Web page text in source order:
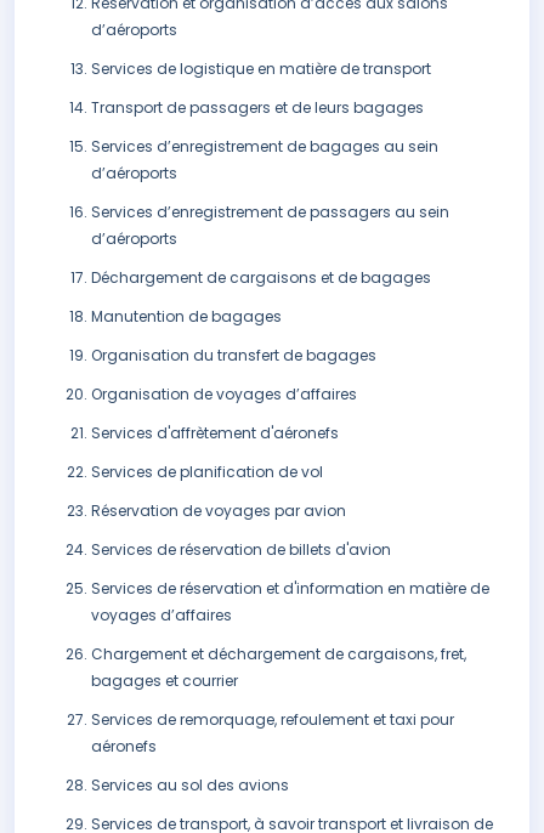
d’aéroports
Services de logistique en matière de transport
Transport de passagers et de leurs bagages
Services d’enregistrement de bagages au sein
d’aéroports
Services d’enregistrement de passagers au sein
d’aéroports
Déchargement de cargaisons et de bagages
Manutention de bagages
Organisation du transfert de bagages
Organisation de voyages d’affaires
Services d'affrètement d'aéronefs
Services de planification de vol
Réservation de voyages par avion
Services de réservation de billets d'avion
Services de réservation et d'information en matière de
voyages d’affaires
Chargement et déchargement de cargaisons, fret,
bagages et courrier
Services de remorquage, refoulement et taxi pour
aéronefs
Services au sol des avions
Services de transport, à savoir transport et livraison de